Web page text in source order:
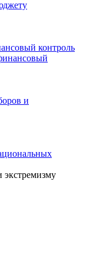
контроль
и
экстремизму